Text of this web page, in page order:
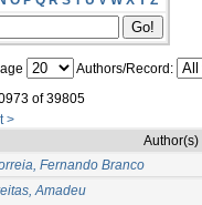
Authors/Record:
of 39805
>
Author(s)
Fernando Branco
Amadeu